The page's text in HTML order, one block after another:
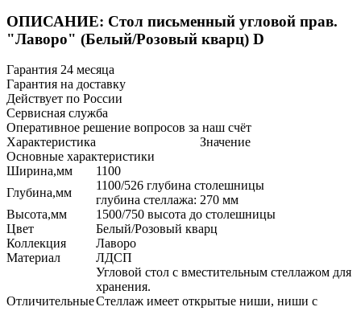
ОПИСАНИЕ: Стол письменный угловой прав.
"Лаворо" (Белый/Розовый кварц) D
Гарантия 24 месяца
Гарантия на доставку
Действует по России
Сервисная служба
Оперативное решение вопросов за наш счёт
Характеристика
Значение
Основные характеристики
Ширина,мм
1100
Глубина,мм
1100/526 глубина столешницы
глубина стеллажа: 270 мм
Высота,мм
1500/750 высота до столешницы
Цвет
Белый/Розовый кварц
Коллекция
Лаворо
Материал
ЛДСП
Отличительные
Угловой стол с вместительным стеллажом для
хранения.
Стеллаж имеет открытые ниши, ниши с